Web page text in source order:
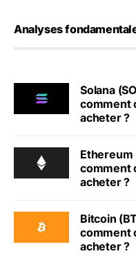
Analyses
Solana
comment
acheter ?
Ethereum
comment
acheter ?
Bitcoin
comment
acheter ?